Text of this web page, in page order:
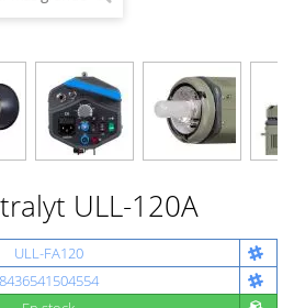
ULL-120A
ULL-FA120
8436541504554